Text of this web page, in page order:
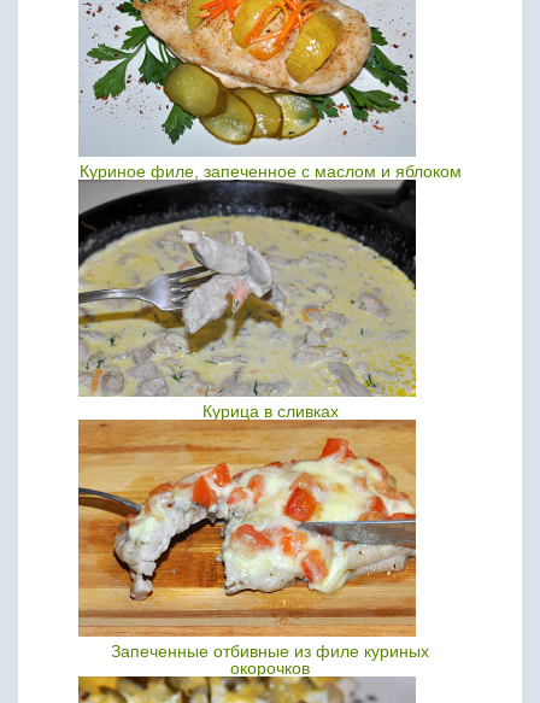
Куриное филе, запеченное с маслом и яблоком
Курица в сливках
Запеченные отбивные из филе куриных
окорочков